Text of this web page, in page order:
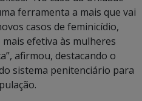
ferramenta a mais que vai
casos de feminicídio,
efetiva às mulheres
afirmou, destacando o
sistema penitenciário para